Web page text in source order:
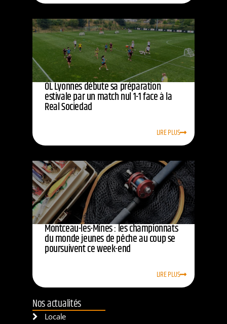
OL Lyonnes débute sa préparation
estivale par un match nul 1-1 face à la
Real Sociedad
LIRE PLUS
Montceau-les-Mines : les championnats
du monde jeunes de pêche au coup se
poursuivent ce week-end
LIRE PLUS
Nos actualités
Locale